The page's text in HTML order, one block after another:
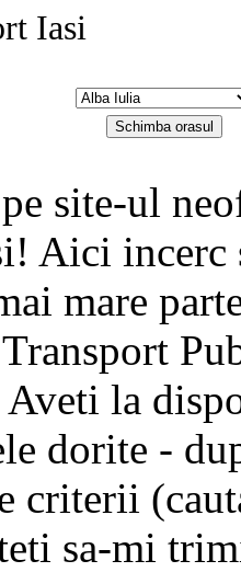
Iasi
site-ul
Aici incerc
mare
Aveti la
dorite -
criterii
sa-mi